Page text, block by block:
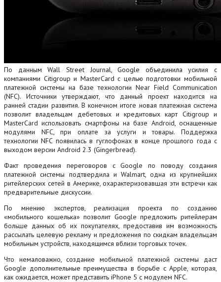
По данным Wall Street Journal, Google объединила усилия с
компаниями Citigroup и MasterCard с целью подготовки мобильной
платежной системы на базе технологии Near Field Communication
(NFC). Источники утверждают, что данный проект находится на
ранней стадии развития. В конечном итоге новая платежная система
позволит владельцам дебетовых и кредитовых карт Citigroup и
MasterCard использовать смартфоны на базе Android, оснащенные
модулями NFC, при оплате за услуги и товары. Поддержка
технологии NFC появилась в гуглофонах в конце прошлого года с
выходом версии Android 2.3 (Gingerbread).
Факт проведения переговоров с Google по поводу создания
платежной системы подтвердила и Walmart, одна из крупнейших
ритейлерских сетей в Америке, охарактеризовавшая эти встречи как
предварительные дискуссии.
По мнению экспертов, реализация проекта по созданию
«мобильного кошелька» позволит Google предложить ритейлерам
больше данных об их покупателях, предоставив им возможность
рассылать целевую рекламу и предложения по скидкам владельцам
мобильным устройств, находящимся вблизи торговых точек.
Что немаловажно, создание мобильной платежной системы даст
Google дополнительные преимущества в борьбе с Apple, которая,
как ожидается, может представить iPhone 5 с модулем NFC.